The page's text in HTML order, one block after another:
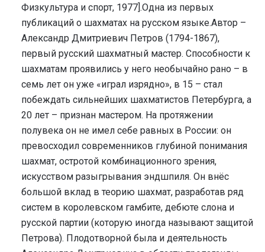
Физкультура и спорт, 1977].Одна из первых
публикаций о шахматах на русском языке.Автор –
Александр Дмитриевич Петров (1794-1867),
первый русский шахматный мастер. Способности к
шахматам проявились у него необычайно рано – в
семь лет он уже «играл изрядно», в 15 – стал
побеждать сильнейших шахматистов Петербурга, а
20 лет – признан мастером. На протяжении
полувека он не имел себе равных в России: он
превосходил современников глубиной понимания
шахмат, остротой комбинационного зрения,
искусством разыгрывания эндшпиля. Он внёс
большой вклад в теорию шахмат, разработав ряд
систем в королевском гамбите, дебюте слона и
русской партии (которую иногда называют защитой
Петрова). Плодотворной была и деятельность